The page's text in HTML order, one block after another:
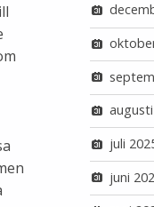
juli
juni